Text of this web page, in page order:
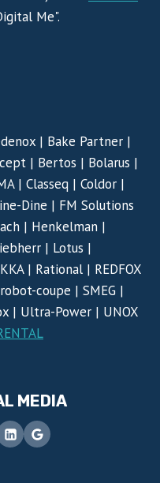
Me".
| Bake Partner |
| Bertos | Bolarus |
| Classeq | Coldor |
Dine | FM Solutions
| Henkelman |
| Lotus |
| Rational | REDFOX
coupe | SMEG |
| Ultra-Power | UNOX
MEDIA